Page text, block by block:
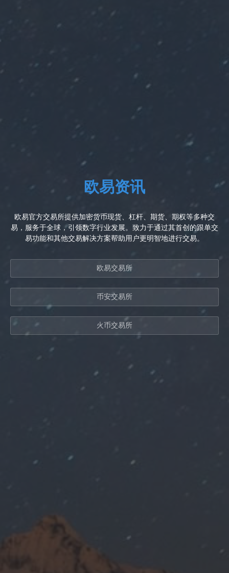
欧易资讯
欧易官方交易所提供加密货币现货、杠杆、期货、期权等多种交
易，服务于全球，引领数字行业发展。致力于通过其首创的跟单交
易功能和其他交易解决方案帮助用户更明智地进行交易。
欧易交易所
币安交易所
火币交易所